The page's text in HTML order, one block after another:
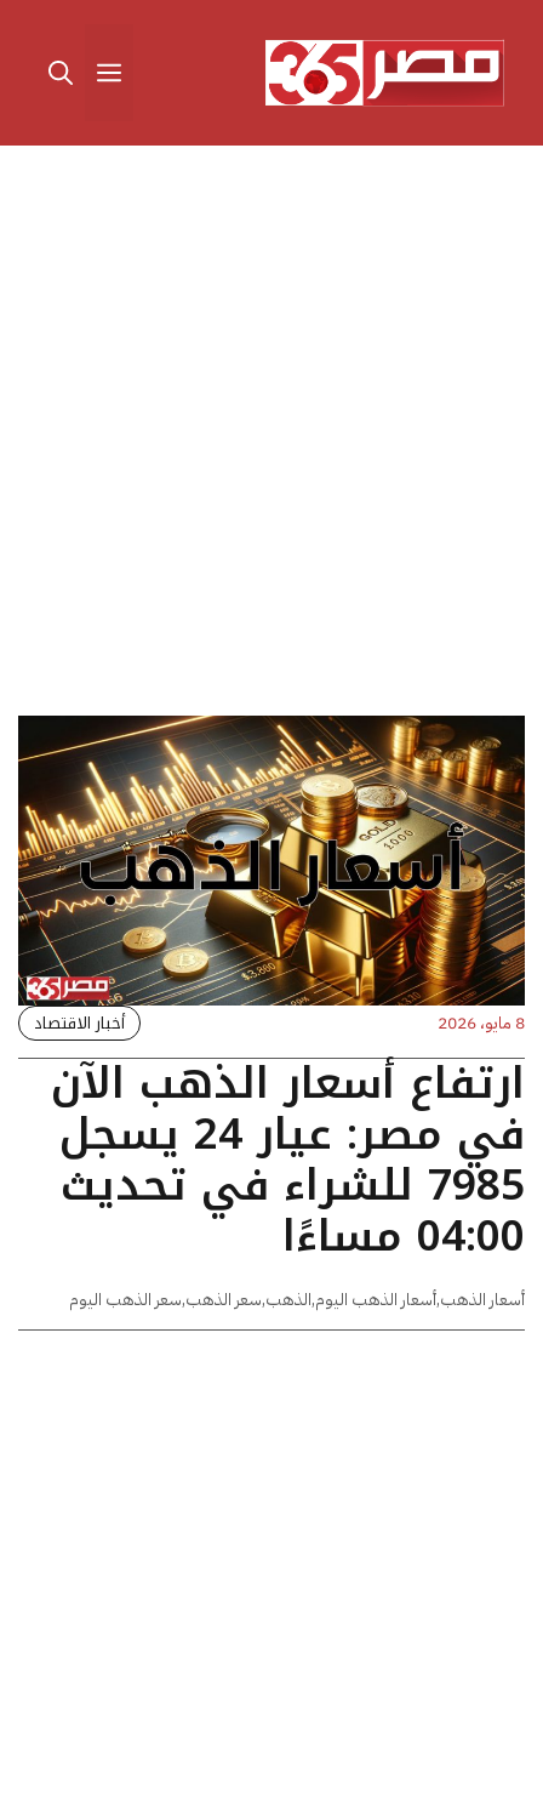
المحتوى القائمة
8 مايو، 2026 أخبار الاقتصاد
ارتفاع أسعار الذهب الآن
في مصر: عيار 24 يسجل
7985 للشراء في تحديث
04:00 مساءًا
أسعار الذهب,أسعار الذهب اليوم,الذهب,سعر الذهب,سعر الذهب اليوم